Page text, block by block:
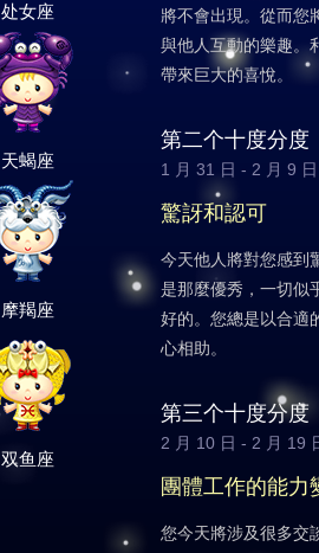
处女座
天蝎座
摩羯座
双鱼座
將不會出現。從而您
與他人互動的樂趣。
帶來巨大的喜悅。
第二个十度分度
1 月 31 日 - 2 月 9 日
驚訝和認可
今天他人將對您感到
是那麼優秀，一切似
好的。您總是以合適
心相助。
第三个十度分度
2 月 10 日 - 2 月 19
團體工作的能力
您今天將涉及很多交